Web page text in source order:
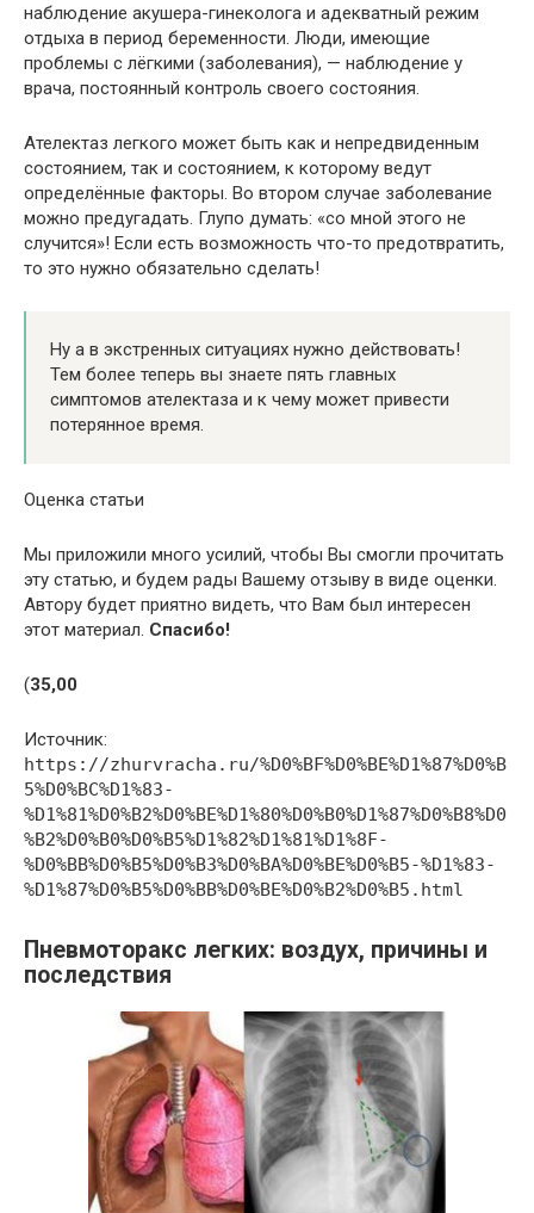
наблюдение акушера-гинеколога и адекватный режим
отдыха в период беременности. Люди, имеющие
проблемы с лёгкими (заболевания), — наблюдение у
врача, постоянный контроль своего состояния.
Ателектаз легкого может быть как и непредвиденным
состоянием, так и состоянием, к которому ведут
определённые факторы. Во втором случае заболевание
можно предугадать. Глупо думать: «со мной этого не
случится»! Если есть возможность что-то предотвратить,
то это нужно обязательно сделать!
Ну а в экстренных ситуациях нужно действовать!
Тем более теперь вы знаете пять главных
симптомов ателектаза и к чему может привести
потерянное время.
Оценка статьи
Мы приложили много усилий, чтобы Вы смогли прочитать
эту статью, и будем рады Вашему отзыву в виде оценки.
Автору будет приятно видеть, что Вам был интересен
этот материал. Спасибо!
(35,00
Источник:
https://zhurvracha.ru/%D0%BF%D0%BE%D1%87%D0%B
5%D0%BC%D1%83-
%D1%81%D0%B2%D0%BE%D1%80%D0%B0%D1%87%D0%B8%D0
%B2%D0%B0%D0%B5%D1%82%D1%81%D1%8F-
%D0%BB%D0%B5%D0%B3%D0%BA%D0%BE%D0%B5-%D1%83-
%D1%87%D0%B5%D0%BB%D0%BE%D0%B2%D0%B5.html
Пневмоторакс легких: воздух, причины и
последствия